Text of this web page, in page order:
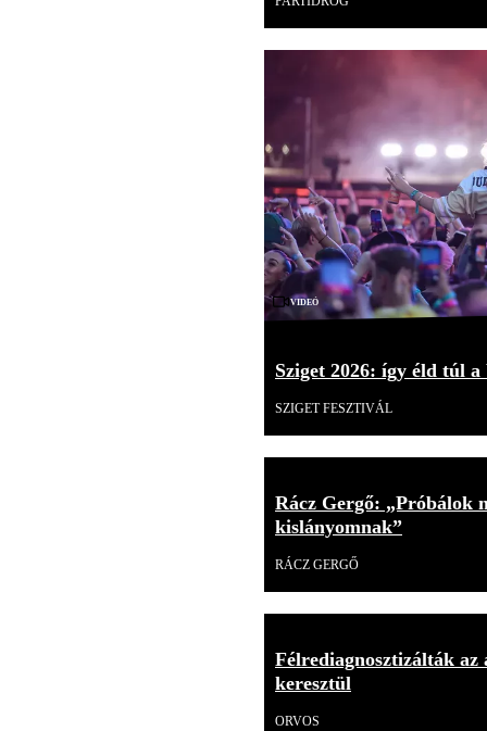
Videó
Sziget 2026: így éld túl
SZIGET FESZTIVÁL
Rácz Gergő: „Próbálok
kislányomnak”
RÁCZ GERGŐ
Félrediagnosztizálták
keresztül
ORVOS